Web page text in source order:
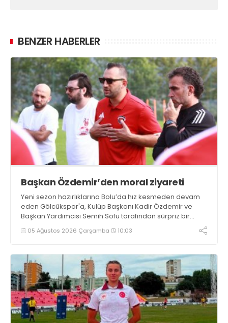
BENZER HABERLER
Başkan Özdemir’den moral ziyareti
Yeni sezon hazırlıklarına Bolu’da hız kesmeden devam
eden Gölcükspor'a, Kulüp Başkanı Kadir Özdemir ve
Başkan Yardımcısı Semih Sofu tarafından sürpriz bir
moral ziyareti gerçekleştirildi
05 Ağustos 2026 Çarşamba 10:03